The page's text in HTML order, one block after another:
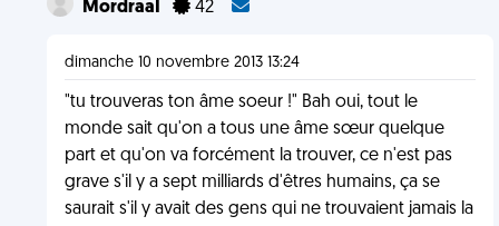
MordraaI 42
dimanche 10 novembre 2013 13:24
"tu trouveras ton âme soeur !" Bah oui, tout le
monde sait qu'on a tous une âme sœur quelque
part et qu'on va forcément la trouver, ce n'est pas
grave s'il y a sept milliards d'êtres humains, ça se
saurait s'il y avait des gens qui ne trouvaient jamais la